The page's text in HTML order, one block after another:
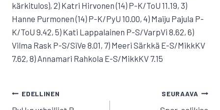
kärkitulos), 2) Katri Hirvonen (14) P-K/ToU 11.19, 3)
Hanne Purmonen (14) P-K/PyU 10.00, 4) Maiju Pajula P-
K/ToU 9.42, 5) Kati Lappalainen P-S/VarpVi 8.62, 6)
Vilma Rask P-S/SiVe 8.01, 7) Meeri Särkkä E-S/MikkKV
7.62, 8) Annamari Rahkola E-S/MikkKV 7.15
ARTIKKELIEN
EDELLINEN SEURAAVA